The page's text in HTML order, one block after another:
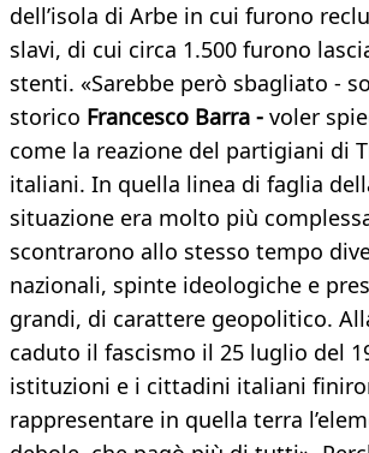
dell’isola di Arbe in cui furono
slavi, di cui circa 1.500 furono
stenti. «Sarebbe però sbagliato -
storico Francesco Barra - voler
come la reazione del partigiani di
italiani. In quella linea di faglia
situazione era molto più
scontrarono allo stesso tempo
nazionali, spinte ideologiche e
grandi, di carattere geopolitico.
caduto il fascismo il 25 luglio del
istituzioni e i cittadini italiani
rappresentare in quella terra